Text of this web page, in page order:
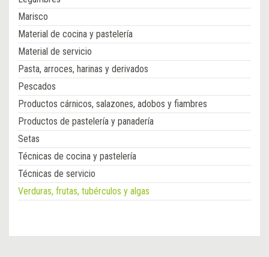
Marisco
Material de cocina y pastelería
Material de servicio
Pasta, arroces, harinas y derivados
Pescados
Productos cárnicos, salazones, adobos y fiambres
Productos de pastelería y panadería
Setas
Técnicas de cocina y pastelería
Técnicas de servicio
Verduras, frutas, tubérculos y algas